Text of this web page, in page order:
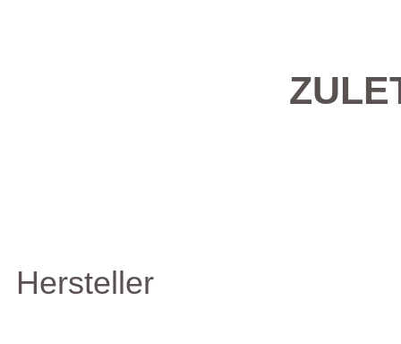
Hersteller